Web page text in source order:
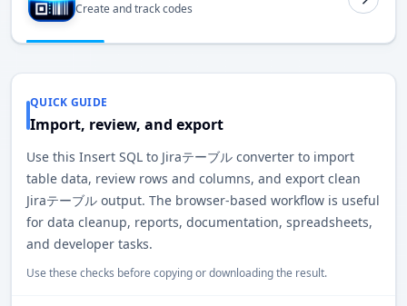
Create and track codes
QUICK GUIDE
Import, review, and export
Use this Insert SQL to Jiraテーブル converter to import
table data, review rows and columns, and export clean
Jiraテーブル output. The browser-based workflow is useful
for data cleanup, reports, documentation, spreadsheets,
and developer tasks.
Use these checks before copying or downloading the result.